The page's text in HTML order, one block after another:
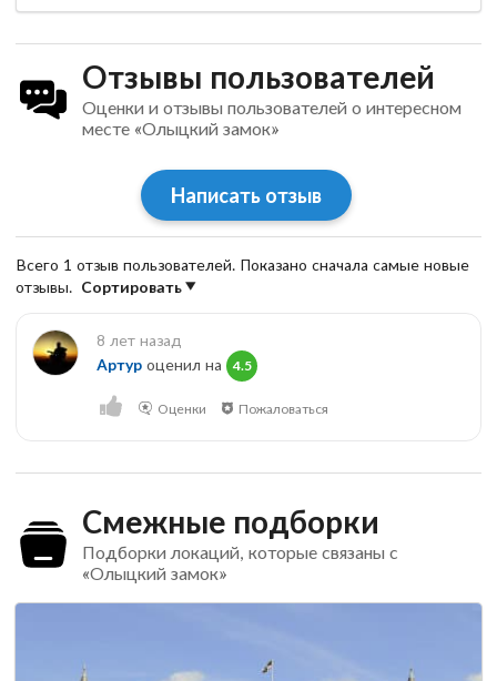
Отзывы пользователей
Оценки и отзывы пользователей о интересном
месте «Олыцкий замок»
Написать отзыв
Всего 1 отзыв пользователей. Показано сначала самые новые
отзывы. Сортировать
8 лет назад
Артур оценил на 4.5
Оценки Пожаловаться
Смежные подборки
Подборки локаций, которые связаны с
«Олыцкий замок»